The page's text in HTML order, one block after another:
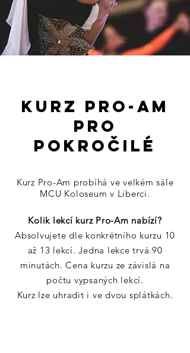
kurz Pro-am
pro
pokročilé
Kurz Pro-Am probíhá ve velkém sále
MCU Koloseum v Liberci.
Kolik lekcí kurz Pro-Am nabízí?
Absolvujete dle konkrétního kurzu 10
až 13 lekcí. Jedna lekce trvá 90
minutách. Cena kurzu ze závislá na
počtu vypsaných lekcí.
Kurz lze uhradit i ve dvou splátkách.